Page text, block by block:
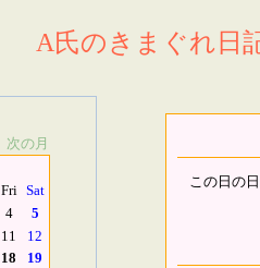
A氏のきまぐれ日
次の月
Fri Sat
4
5
11
12
18
19
この日の